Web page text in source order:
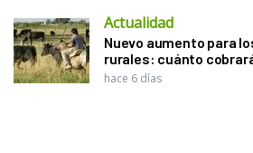
Actualidad
Nuevo aumento para
rurales: cuánto
hace 6 días